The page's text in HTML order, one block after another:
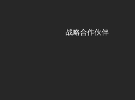
战略合作伙伴